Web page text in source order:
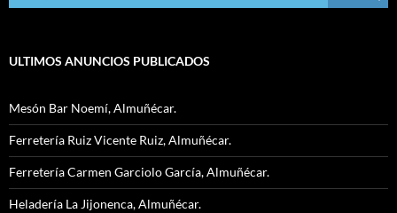
ULTIMOS ANUNCIOS PUBLICADOS
Mesón Bar Noemí, Almuñécar.
Ferretería Ruiz Vicente Ruiz, Almuñécar.
Ferretería Carmen Garciolo García, Almuñécar.
Heladería La Jijonenca, Almuñécar.